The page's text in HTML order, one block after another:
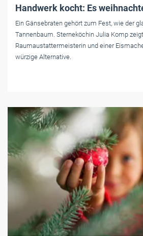
Handwerk kocht: Es
Ein Gänsebraten gehört zum Fest, wie der
Tannenbaum. Sterneköchin Julia Komp
Raumaustattermeisterin und einer
würzige Alternative.